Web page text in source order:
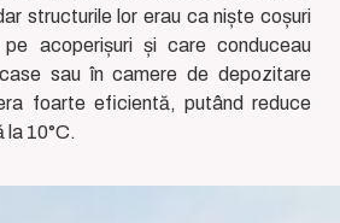
structurile lor erau ca niște coșuri
acoperișuri și care conduceau
sau în camere de depozitare
foarte eficientă, putând reduce
la 10°C.